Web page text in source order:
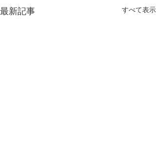
最新記事 すべて表示